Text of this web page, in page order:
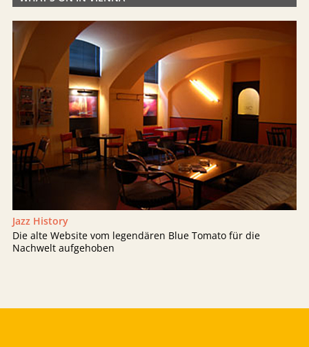
Jazz History
Die alte Website vom legendären Blue Tomato für die
Nachwelt aufgehoben